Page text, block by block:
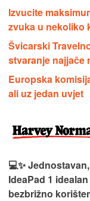
Izvucite
zvuka u nekoliko
Švicarski
stvaranje najjače
Europska
ali uz jedan uvjet
💻✨
IdeaPad 1
bezbrižno